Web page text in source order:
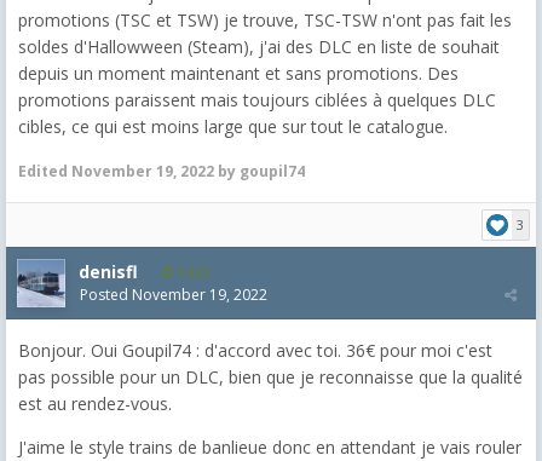
promotions (TSC et TSW) je trouve, TSC-TSW n'ont pas fait les
soldes d'Hallowween (Steam), j'ai des DLC en liste de souhait
depuis un moment maintenant et sans promotions. Des
promotions paraissent mais toujours ciblées à quelques DLC
cibles, ce qui est moins large que sur tout le catalogue.
Edited November 19, 2022 by goupil74
3
denisfl 1,522
Posted November 19, 2022
Bonjour. Oui Goupil74 : d'accord avec toi. 36€ pour moi c'est
pas possible pour un DLC, bien que je reconnaisse que la qualité
est au rendez-vous.
J'aime le style trains de banlieue donc en attendant je vais rouler